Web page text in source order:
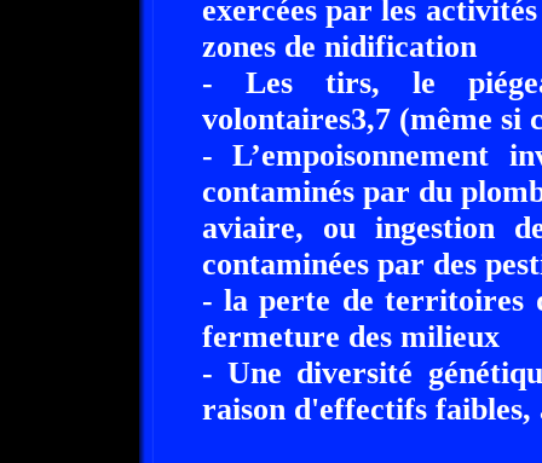
exercées par les
zones de nidification
- Les tirs, le
volontaires3,7 (même si
- L’empoisonnement
contaminés par du
aviaire, ou ingestion
contaminées par des
- la perte de territoires
fermeture des milieux
- Une diversité
raison d'effectifs faibles,